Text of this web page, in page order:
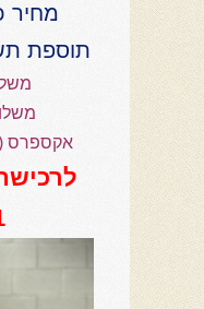
מחיר כל
תוספת
משלוח
אקספרס (עד 24 שעות)